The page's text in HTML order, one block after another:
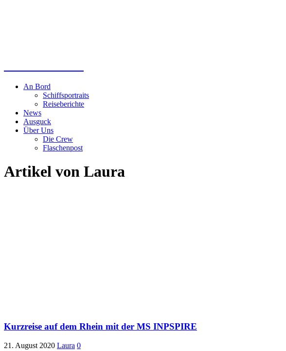
An Bord
Schiffsportraits
Reiseberichte
News
Ausguck
Über Uns
Die Crew
Flaschenpost
Artikel von Laura
Kurzreise auf dem Rhein mit der MS INPSPIRE
21. August 2020 Laura 0